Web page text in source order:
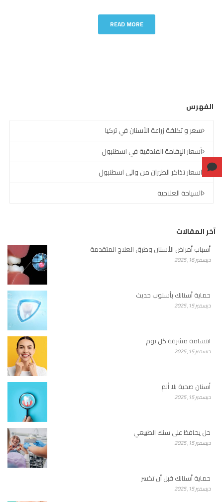
READ MORE
الفهرس
سعر و تكلفة زراعة الأسنان في تركيا
أسعار الإقامة الفندقية في اسطنبول
اسعار تذاكر الطيران من والى اسطنبول
السياحة العلاجية
آخر المقالات
أسباب أمراض الأسنان وطرق العلاج المتقدمة
ديسمبر 16, 2025
حماية أسنانك بأسلوب حديث
ديسمبر 15, 2025
ابتسامة مشرقة كل يوم
ديسمبر 15, 2025
أسنان صحية بلا ألم
ديسمبر 15, 2025
حل يحافظ على سنك الطبيعي
ديسمبر 15, 2025
حماية أسنانك قبل أن تكسر
ديسمبر 15, 2025